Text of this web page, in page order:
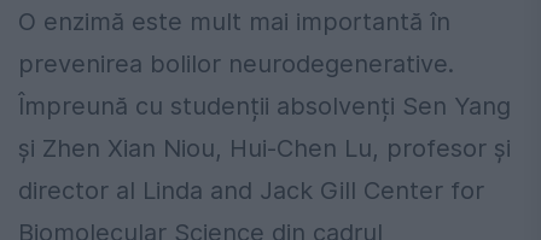
O enzimă este mult mai importantă în
prevenirea bolilor neurodegenerative.
Împreună cu studenții absolvenți Sen Yang
și Zhen Xian Niou, Hui-Chen Lu, profesor și
director al Linda and Jack Gill Center for
Biomolecular Science din cadrul